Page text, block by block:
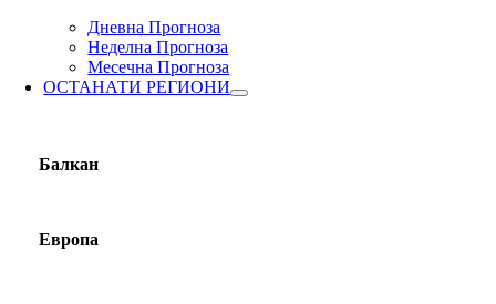
Дневна Прогноза
Неделна Прогноза
Месечна Прогноза
ОСТАНАТИ РЕГИОНИ
Балкан
Европа